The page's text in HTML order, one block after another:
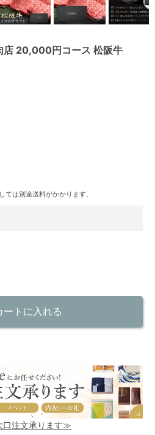
店 20,000円コース 松阪牛
は別途送料がかかります。
ートに入れる
口注文承ります≫